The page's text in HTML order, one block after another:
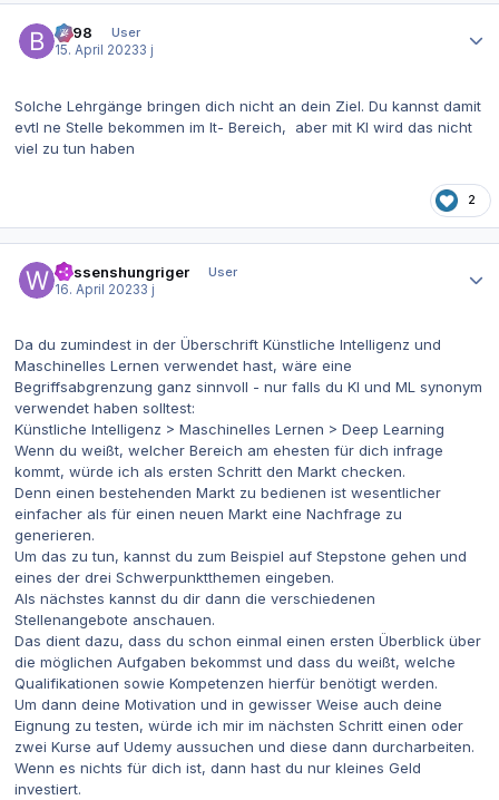
be98
User
15. April 20233 j
Solche Lehrgänge bringen dich nicht an dein Ziel. Du kannst damit
evtl ne Stelle bekommen im It- Bereich, aber mit KI wird das nicht
viel zu tun haben
2
Wissenshungriger
User
16. April 20233 j
Da du zumindest in der Überschrift Künstliche Intelligenz und
Maschinelles Lernen verwendet hast, wäre eine
Begriffsabgrenzung ganz sinnvoll - nur falls du KI und ML synonym
verwendet haben solltest:
Künstliche Intelligenz > Maschinelles Lernen > Deep Learning
Wenn du weißt, welcher Bereich am ehesten für dich infrage
kommt, würde ich als ersten Schritt den Markt checken.
Denn einen bestehenden Markt zu bedienen ist wesentlicher
einfacher als für einen neuen Markt eine Nachfrage zu
generieren.
Um das zu tun, kannst du zum Beispiel auf Stepstone gehen und
eines der drei Schwerpunktthemen eingeben.
Als nächstes kannst du dir dann die verschiedenen
Stellenangebote anschauen.
Das dient dazu, dass du schon einmal einen ersten Überblick über
die möglichen Aufgaben bekommst und dass du weißt, welche
Qualifikationen sowie Kompetenzen hierfür benötigt werden.
Um dann deine Motivation und in gewisser Weise auch deine
Eignung zu testen, würde ich mir im nächsten Schritt einen oder
zwei Kurse auf Udemy aussuchen und diese dann durcharbeiten.
Wenn es nichts für dich ist, dann hast du nur kleines Geld
investiert.